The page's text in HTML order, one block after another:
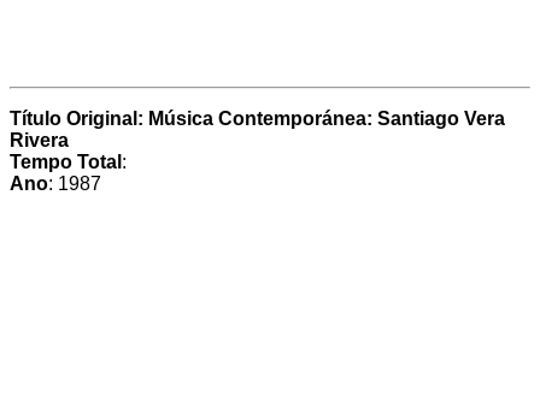
Título Original: Música Contemporánea: Santiago Vera
Rivera
Tempo Total :
Ano: 1987